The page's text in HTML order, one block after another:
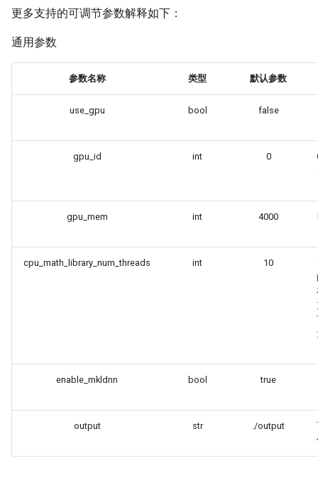
更多支持的可调节参数解释如下：
通用参数
参数名称 类型 默认参数
use_gpu bool false
gpu_id int 0
gpu_mem int 4000
cpu_math_library_num_threads int 10
enable_mkldnn bool true
output str ./output